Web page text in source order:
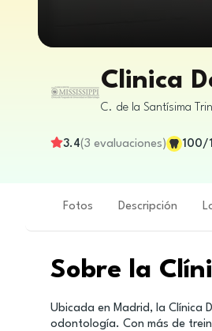
Clinica
C. de la Santísima
3.4(3 evaluaciones) 100/
Fotos Descripción
Sobre la
Ubicada en Madrid, la Clínica
odontología. Con más de